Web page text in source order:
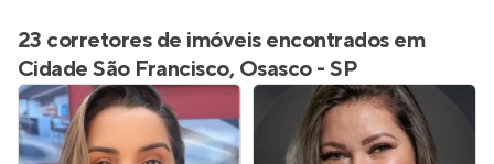
23 corretores de imóveis encontrados em
Cidade São Francisco, Osasco - SP